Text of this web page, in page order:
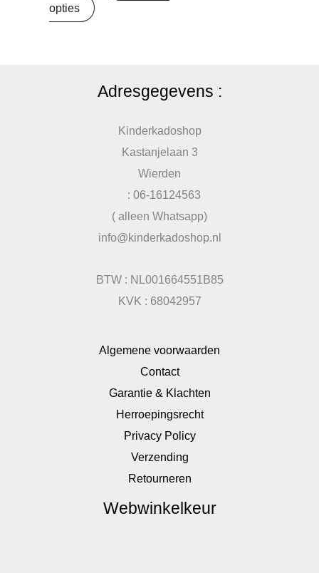
opties
Adresgegevens :
Kinderkadoshop
Kastanjelaan 3
Wierden
: 06-16124563
( alleen Whatsapp)
info@kinderkadoshop.nl
BTW : NL001664551B85
KVK : 68042957
Algemene voorwaarden
Contact
Garantie & Klachten
Herroepingsrecht
Privacy Policy
Verzending
Retourneren
Webwinkelkeur